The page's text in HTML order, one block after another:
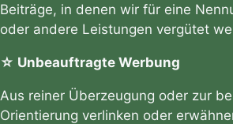
Beiträge, in denen wir für eine
oder andere Leistungen vergütet
☆ Unbeauftragte Werbung
Aus reiner Überzeugung oder zur
Orientierung verlinken oder